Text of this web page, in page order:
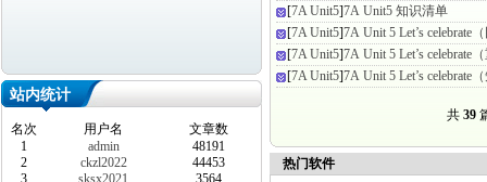
站内统计
名次 用户名
文章数
1
admin
48191
2
ckzl2022
44453
3
sksx2021
3564
[7A Unit5]7A Unit5 知识清单
[7A Unit5]7A Unit 5 Let’s celebrate
[7A Unit5]7A Unit 5 Let’s celebrate
[7A Unit5]7A Unit 5 Let’s celebrate
共 39
热门软件